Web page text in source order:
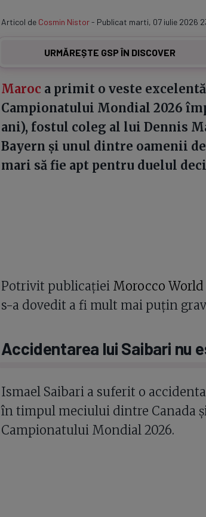
Articol de Cosmin Nistor- Publicat marti, 07 iulie 2026
URMĂREȘTE GSP ÎN DISCOVER
Maroc a primit o veste
Campionatului Mondial 2026
ani), fostul coleg al lui Dennis
Bayern și unul dintre oamenii
mari să fie apt pentru duelul
Potrivit publicației Morocco World
s-a dovedit a fi mult mai puțin
Accidentarea lui Saibari nu
Ismael Saibari a suferit o
în timpul meciului dintre Canada
Campionatului Mondial 2026.